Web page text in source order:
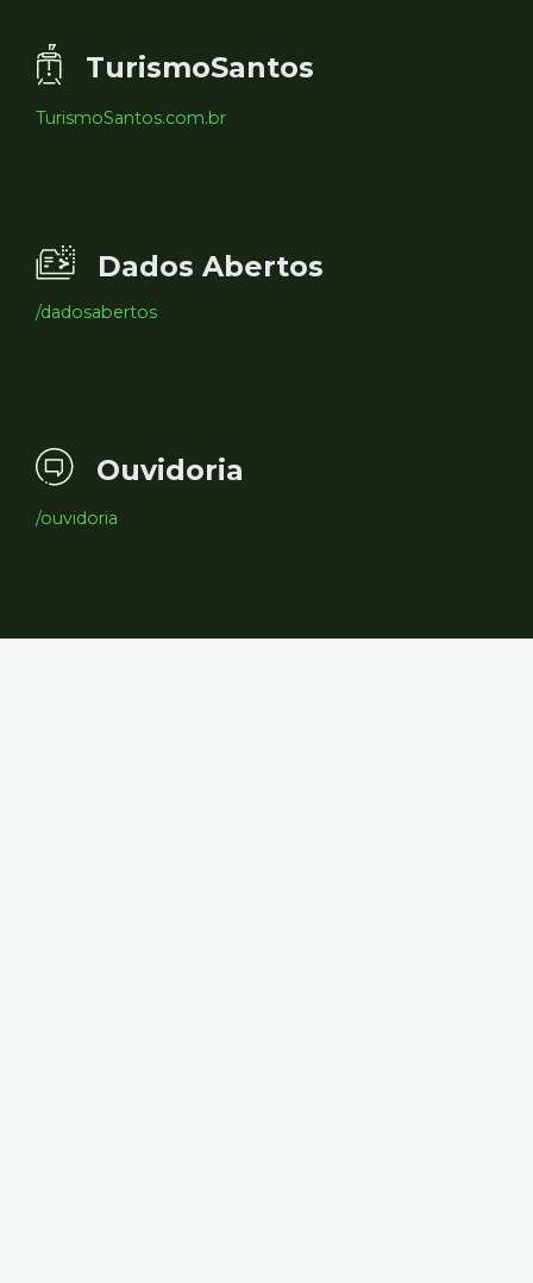
TurismoSantos
TurismoSantos.com.br
Dados Abertos
/dadosabertos
Ouvidoria
/ouvidoria